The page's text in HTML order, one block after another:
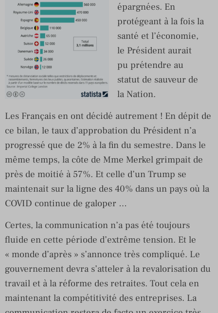
épargnées. En
protégeant à la fois la
santé et l’économie,
le Président aurait
pu prétendre au
statut de sauveur de
la Nation.
Les Français en ont décidé autrement ! En dépit de
ce bilan, le taux d’approbation du Président n’a
progressé que de 2% à la fin du semestre. Dans le
même temps, la côte de Mme Merkel grimpait de
près de moitié à 57%. Et celle d’un Trump se
maintenait sur la ligne des 40% dans un pays où la
COVID continue de galoper …
Certes, la communication n’a pas été toujours
fluide en cette période d’extrême tension. Et le
« monde d’après » s’annonce très compliqué. Le
gouvernement devra s’atteler à la revalorisation du
travail et à la réforme des retraites. Tout cela en
maintenant la compétitivité des entreprises. La